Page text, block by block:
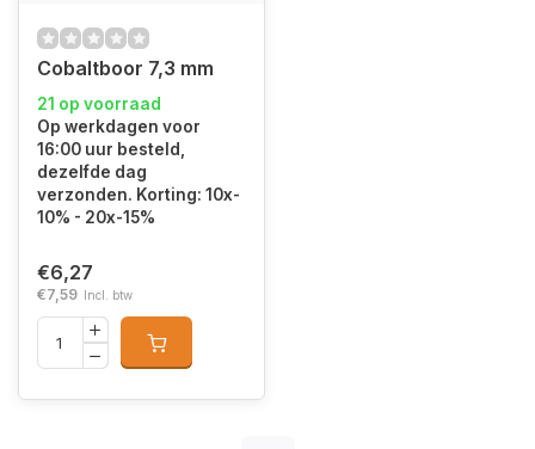
Cobaltboor 7,3 mm
21 op voorraad
Op werkdagen voor
16:00 uur besteld,
dezelfde dag
verzonden. Korting: 10x-
10% - 20x-15%
€6,27
€7,59 Incl. btw